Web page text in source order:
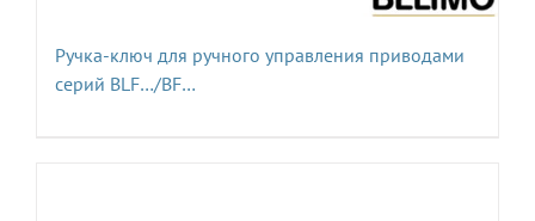
Ручка-ключ для ручного управления приводами
серий BLF…/BF…